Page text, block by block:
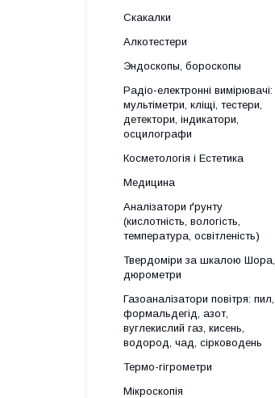
Скакалки
Алкотестери
Эндоскопы, бороскопы
Радіо-електронні вимірювачі:
мультіметри, кліщі, тестери,
детектори, індикатори,
осцилографи
Косметологія і Естетика
Медицина
Аналізатори ґрунту
(кислотність, вологість,
температура, освітленість)
Твердоміри за шкалою Шора,
дюрометри
Газоаналізатори повітря: пил,
формальдегід, азот,
вуглекислий газ, кисень,
водород, чад, сірководень
Термо-гігрометри
Мікроскопія